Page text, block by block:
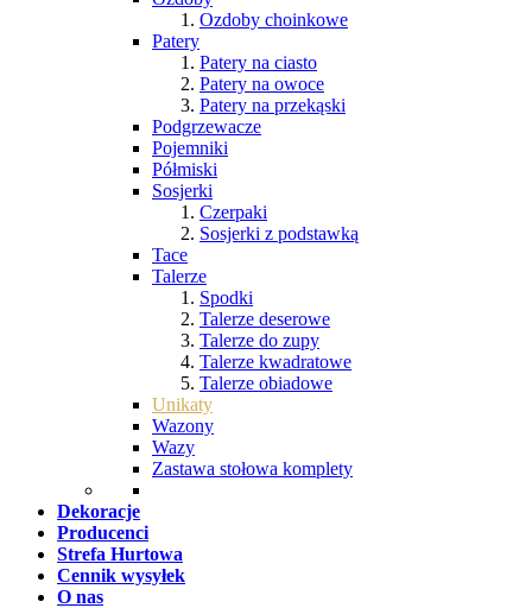
Ozdoby choinkowe
Patery
Patery na ciasto
Patery na owoce
Patery na przekąski
Podgrzewacze
Pojemniki
Półmiski
Sosjerki
Czerpaki
Sosjerki z podstawką
Tace
Talerze
Spodki
Talerze deserowe
Talerze do zupy
Talerze kwadratowe
Talerze obiadowe
Unikaty
Wazony
Wazy
Zastawa stołowa komplety
Dekoracje
Producenci
Strefa Hurtowa
Cennik wysyłek
O nas